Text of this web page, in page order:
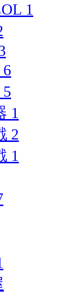
1
6
5
1
2
1